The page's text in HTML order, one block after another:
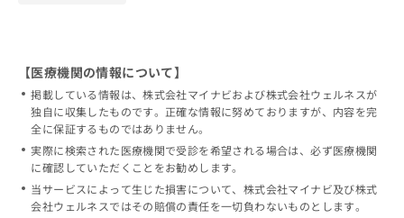
【医療機関の情報について】
掲載している情報は、株式会社マイナビおよび株式会社ウェルネスが
独自に収集したものです。正確な情報に努めておりますが、内容を完
全に保証するものではありません。
実際に検索された医療機関で受診を希望される場合は、必ず医療機関
に確認していただくことをお勧めします。
当サービスによって生じた損害について、株式会社マイナビ及び株式
会社ウェルネスではその賠償の責任を一切負わないものとします。